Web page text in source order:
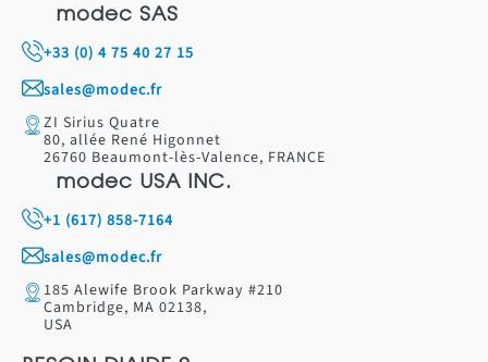
modec SAS
+33 (0) 4 75 40 27 15
sales@modec.fr
ZI Sirius Quatre
80, allée René Higonnet
26760 Beaumont-lès-Valence, FRANCE
modec USA INC.
+1 (617) 858-7164
sales@modec.fr
185 Alewife Brook Parkway #210
Cambridge, MA 02138,
USA